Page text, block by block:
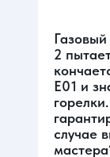
2
Е01 и
случае